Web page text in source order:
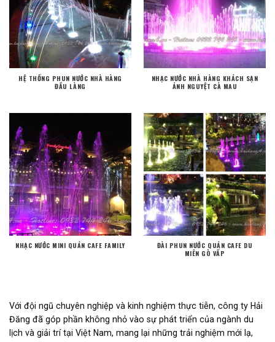
HỆ THỐNG PHUN NƯỚC NHÀ HÀNG
ĐẦU LÀNG
NHẠC NƯỚC NHÀ HÀNG KHÁCH SẠN
ÁNH NGUYỆT CÀ MAU
NHẠC NƯỚC MINI QUÁN CAFE FAMILY
ĐÀI PHUN NƯỚC QUÁN CAFE DU
MIÊN GÒ VẤP
Với đội ngũ chuyên nghiệp và kinh nghiệm thực tiễn, công ty Hải
Đăng đã góp phần không nhỏ vào sự phát triển của ngành du
lịch và giải trí tại Việt Nam, mang lại những trải nghiệm mới lạ,